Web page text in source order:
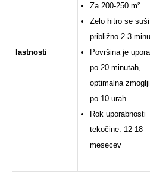
lastnosti
Za 200-250 m²
Zelo hitro se suši,
približno 2-3
Površina je
po 20 minutah,
optimalna
po 10 urah
Rok uporabnosti
tekočine: 12-18
mesecev